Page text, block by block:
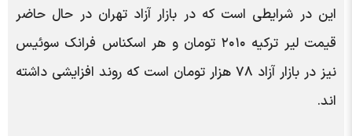
این در شرایطی است که در بازار آزاد تهران در حال حاضر
قیمت لیر ترکیه ۲۰۱۰ تومان و هر اسکناس فرانک سوئیس
نیز در بازار آزاد ۷۸ هزار تومان است که روند افزایشی داشته
اند.